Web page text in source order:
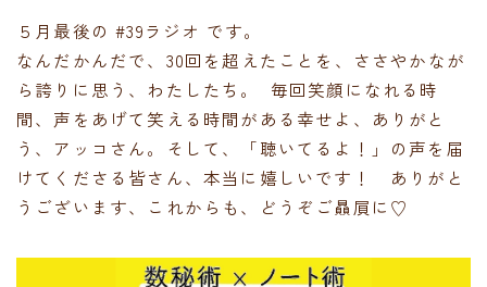
５月最後の #39ラジオ です。
なんだかんだで、30回を超えたことを、ささやかなが
ら誇りに思う、わたしたち。 毎回笑顔になれる時
間、声をあげて笑える時間がある幸せよ、ありがと
う、アッコさん。そして、「聴いてるよ！」の声を届
けてくださる皆さん、本当に嬉しいです！ ありがと
うございます、これからも、どうぞご贔屓に♡